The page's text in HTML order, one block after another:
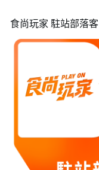
食尚玩家 駐站部落客